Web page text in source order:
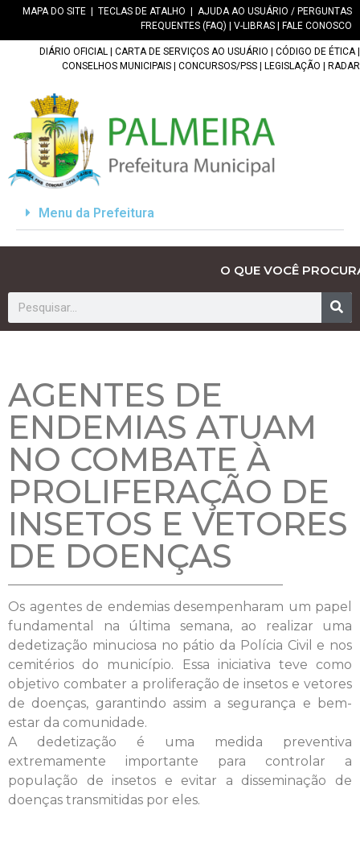
MAPA DO SITE TECLAS DE ATALHO
AJUDA AO USUÁRIO / PERGUNTAS
FREQUENTES (FAQ)
V-LIBRAS FALE CONOSCO
DIÁRIO OFICIAL CARTA DE SERVIÇOS AO USUÁRIO CÓDIGO DE ÉTICA|
CONSELHOS MUNICIPAIS
CONCURSOS/PSS LEGISLAÇÃO RADAR
Menu da Prefeitura
O QUE VOCÊ
AGENTES DE
ENDEMIAS ATUAM
NO COMBATE À
PROLIFERAÇÃO DE
INSETOS E VETORES
DE DOENÇAS
Os agentes de endemias desempenharam um papel
fundamental na última semana, ao realizar uma
dedetização minuciosa no pátio da Polícia Civil e nos
cemitérios do município. Essa iniciativa teve como
objetivo combater a proliferação de insetos e vetores
de doenças, garantindo assim a segurança e bem-
estar da comunidade.
A dedetização é uma medida preventiva
extremamente importante para controlar a
população de insetos e evitar a disseminação de
doenças transmitidas por eles.